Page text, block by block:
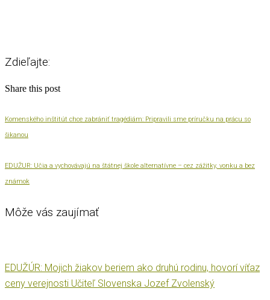
Zdieľajte:
Share this post
Komenského inštitút chce zabrániť tragédiám: Pripravili sme príručku na prácu so
šikanou
EDUŽUR: Učia a vychovávajú na štátnej škole alternatívne – cez zážitky, vonku a bez
známok
Môže vás zaujímať
EDUŽÚR: Mojich žiakov beriem ako druhú rodinu, hovorí víťaz
ceny verejnosti Učiteľ Slovenska Jozef Zvolenský